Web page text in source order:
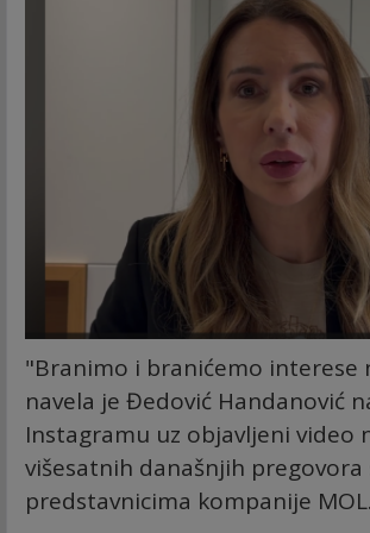
"Branimo i branićemo interese
navela je Đedović Handanović
Instagramu uz objavljeni video
višesatnih današnjih pregovora
predstavnicima kompanije MOL.